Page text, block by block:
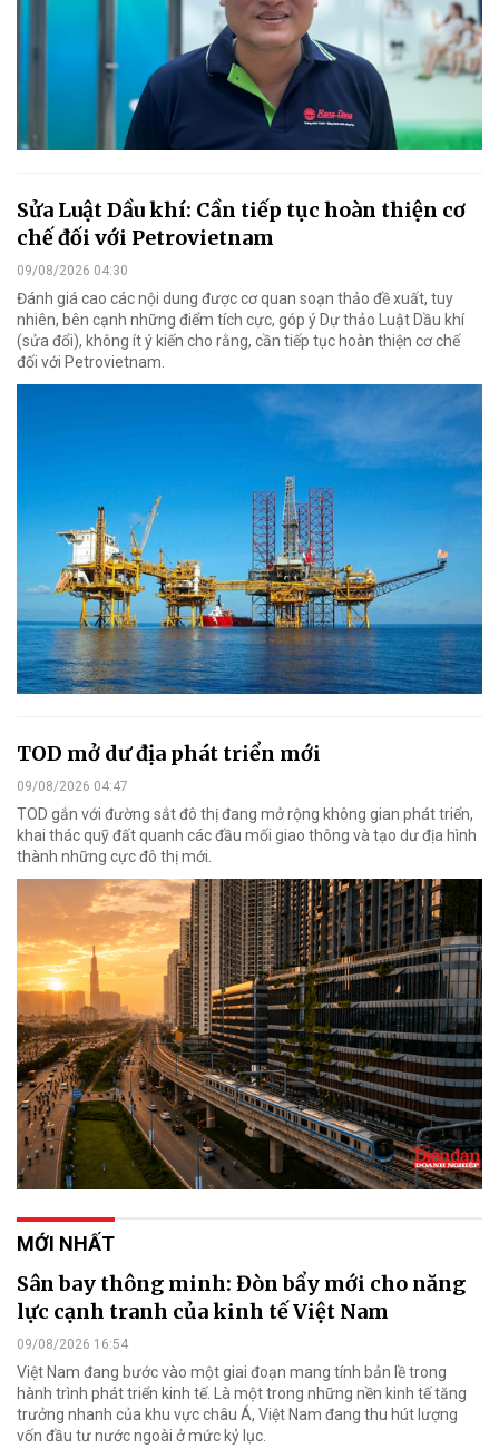
Sửa Luật Dầu khí: Cần tiếp tục hoàn thiện cơ
chế đối với Petrovietnam
09/08/2026 04:30
Đánh giá cao các nội dung được cơ quan soạn thảo đề xuất, tuy
nhiên, bên cạnh những điểm tích cực, góp ý Dự thảo Luật Dầu khí
(sửa đổi), không ít ý kiến cho rằng, cần tiếp tục hoàn thiện cơ chế
đối với Petrovietnam.
TOD mở dư địa phát triển mới
09/08/2026 04:47
TOD gắn với đường sắt đô thị đang mở rộng không gian phát triển,
khai thác quỹ đất quanh các đầu mối giao thông và tạo dư địa hình
thành những cực đô thị mới.
MỚI NHẤT
Sân bay thông minh: Đòn bẩy mới cho năng
lực cạnh tranh của kinh tế Việt Nam
09/08/2026 16:54
Việt Nam đang bước vào một giai đoạn mang tính bản lề trong
hành trình phát triển kinh tế. Là một trong những nền kinh tế tăng
trưởng nhanh của khu vực châu Á, Việt Nam đang thu hút lượng
vốn đầu tư nước ngoài ở mức kỷ lục.